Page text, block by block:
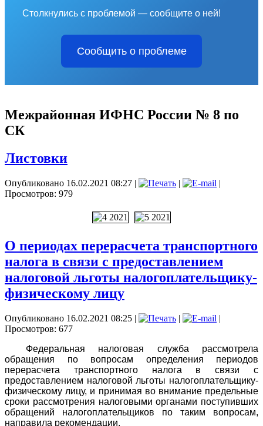
Столкнулись с проблемой — сообщите о ней!
Сообщить о проблеме
Межрайонная ИФНС России № 8 по
СК
Листовки
Опубликовано 16.02.2021 08:27 | |
|
Просмотров: 979
О периодах перерасчета транспортного
налога в связи с предоставлением
налоговой льготы налогоплательщику-
физическому лицу
Опубликовано 16.02.2021 08:25 | |
|
Просмотров: 677
Федеральная налоговая служба рассмотрела
обращения по вопросам определения периодов
перерасчета транспортного налога в связи с
предоставлением налоговой льготы налогоплательщику-
физическому лицу, и принимая во внимание предельные
сроки рассмотрения налоговыми органами поступивших
обращений налогоплательщиков по таким вопросам,
направила рекомендации.